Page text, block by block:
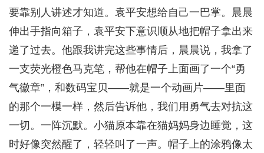
要靠别人讲述才知道。袁平安想给自己一巴掌。晨晨
伸出手指向箱子，袁平安下意识顺从地把帽子拿出来
递了过去。他跟我讲完这些事情后，晨晨说，我拿了
一支荧光橙色马克笔，帮他在帽子上面画了一个“勇
气徽章”，和数码宝贝——就是一个动画片——里面
的那个一模一样，然后告诉他，我们用勇气去对抗这
一切。一阵沉默。小猫原本靠在猫妈妈身边睡觉，这
时好像突然醒了，轻轻叫了一声。帽子上的涂鸦像太